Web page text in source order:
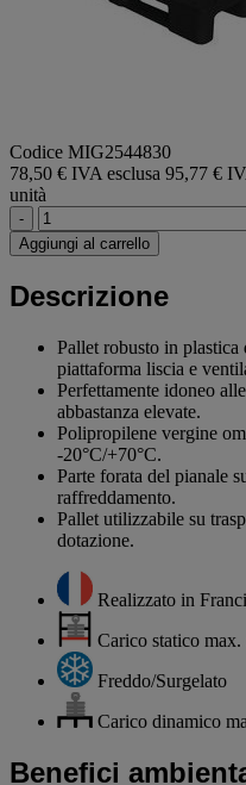
Codice MIG2544830
78,50 € IVA esclusa 95,77 €
unità
-
Aggiungi al carrello
Descrizione
Pallet robusto in plastica
piattaforma liscia e
Perfettamente idoneo
abbastanza elevate.
Polipropilene vergine
-20°C/+70°C.
Parte forata del pianale
raffreddamento.
Pallet utilizzabile su
dotazione.
Realizzato in
Carico statico
Freddo/Surgelato
Carico dinamico
Benefici